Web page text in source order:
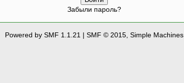
Забыли пароль?
Powered by SMF 1.1.21| SMF © 2015, Simple Machines